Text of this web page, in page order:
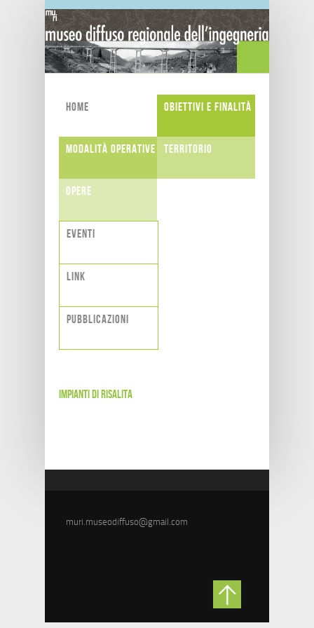
Salta al contenuto principale
Home Obiettivi e finalità
Modalità operative Territorio
Opere
Eventi
Link
Pubblicazioni
Impianti di risalita
muri.museodiffuso@gmail.com